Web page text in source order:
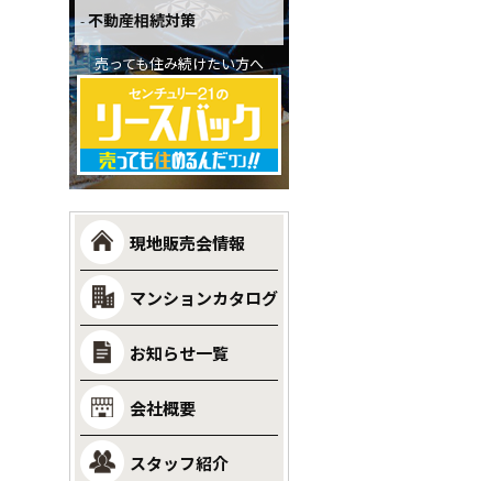
不動産相続対策
売っても住み続けたい方へ
現地販売会情報
マンションカタログ
お知らせ一覧
会社概要
スタッフ紹介